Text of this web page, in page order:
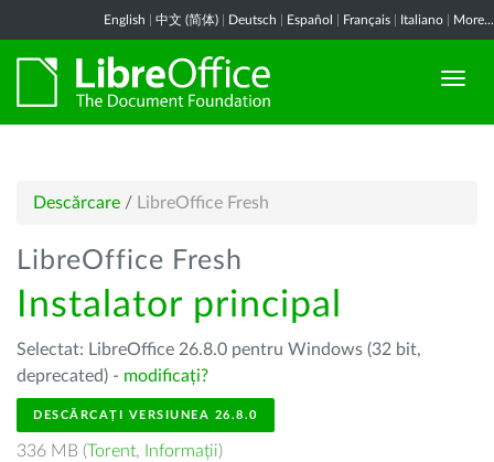
English 中文 (简体) Deutsch Español Français Italiano More...
Descărcare / LibreOffice Fresh
LibreOffice Fresh
Instalator principal
Selectat: LibreOffice 26.8.0 pentru Windows (32 bit,
deprecated) - modificați?
DESCĂRCAȚI VERSIUNEA 26.8.0
336 MB (Torent, Informații)